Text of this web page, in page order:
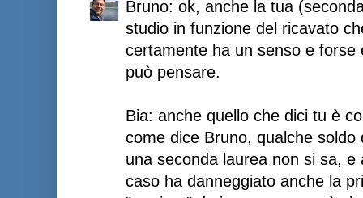
Bruno: ok, anche la tua
studio in funzione del ricavato
certamente ha un senso e
può pensare.
Bia: anche quello che dici tu è
come dice Bruno, qualche
una seconda laurea non si sa,
caso ha danneggiato anche la